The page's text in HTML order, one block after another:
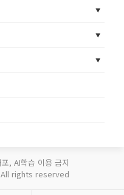
, AI학습 이용 금지
rights reserved